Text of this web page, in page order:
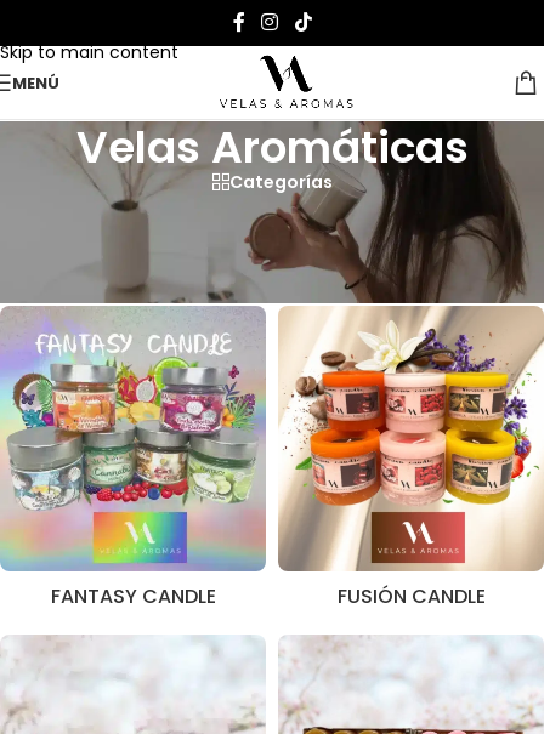
Skip to main content
MENÚ
Velas Aromáticas
Categorías
Velas Aromáticas Artesanales
Velas Aromáticas
FANTASY CANDLE FUSIÓN CANDLE